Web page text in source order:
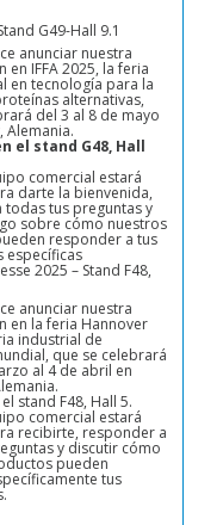
G49-Hall 9.1
anunciar nuestra
en IFFA 2025, la feria
en tecnología para la
alternativas,
del 3 al 8 de mayo
Alemania.
el stand G48, Hall
comercial estará
darte la bienvenida,
todas tus preguntas y
sobre cómo nuestros
responder a tus
específicas
2025 – Stand F48,
anunciar nuestra
en la feria Hannover
industrial de
que se celebrará
al 4 de abril en
stand F48, Hall 5.
comercial estará
recibirte, responder a
y discutir cómo
pueden
tus